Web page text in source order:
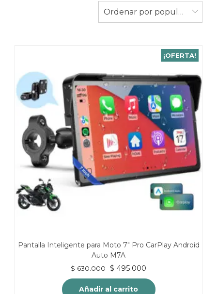
Ordenar por popularidad
¡OFERTA!
Pantalla Inteligente para Moto 7″ Pro CarPlay Android
Auto M7A
$630.000 El
precio
original
$ 495.000
precio
actual
Añadir al carrito